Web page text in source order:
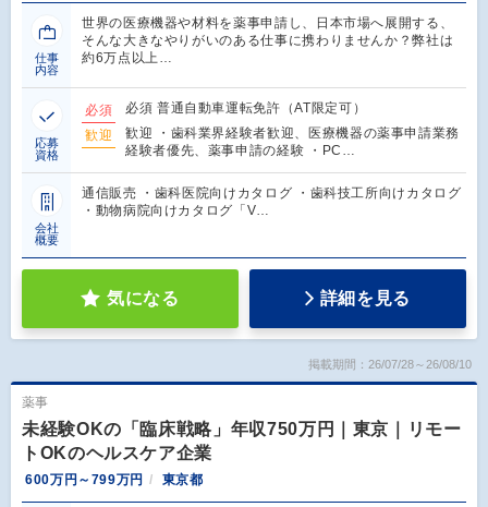
仕事
内容
世界の医療機器や材料を薬事申請し、日本市場へ展開する、
そんな大きなやりがいのある仕事に携わりませんか？弊社は
約6万点以上…
応募
資格
必須
必須 普通自動車運転免許（AT限定可）
歓迎
歓迎 ・歯科業界経験者歓迎、医療機器の薬事申請業務
経験者優先、薬事申請の経験 ・PC…
会社
概要
通信販売 ・歯科医院向けカタログ ・歯科技工所向けカタログ
・動物病院向けカタログ「V…
気になる 詳細を見る
掲載期間：26/07/28～26/08/10
薬事
未経験OKの「臨床戦略」年収750万円｜東京｜リモー
トOKのヘルスケア企業
600万円～799万円 東京都